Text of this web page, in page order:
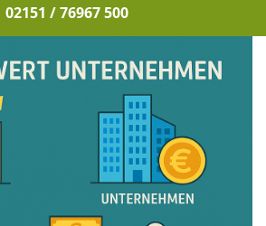
02151 / 76967 500